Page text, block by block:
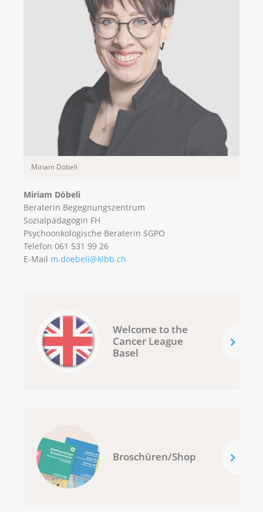
Miriam Döbeli
Miriam Döbeli
Beraterin Begegnungszentrum
Sozialpädagogin FH
Psychoonkologische Beraterin SGPO
Telefon 061 531 99 26
E-Mail m.doebeli@klbb.ch
Welcome to the
Cancer League
Basel
Broschüren/Shop